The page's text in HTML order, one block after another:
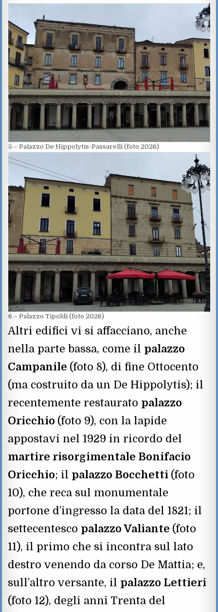
5 – Palazzo De Hippolytis-Passarelli (foto 2026)
6 – Palazzo Tipoldi (foto 2026)
Altri edifici vi si affacciano, anche
nella parte bassa, come il palazzo
Campanile (foto 8), di fine Ottocento
(ma costruito da un De Hippolytis); il
recentemente restaurato palazzo
Oricchio (foto 9), con la lapide
appostavi nel 1929 in ricordo del
martire risorgimentale Bonifacio
Oricchio; il palazzo Bocchetti (foto
10), che reca sul monumentale
portone d’ingresso la data del 1821; il
settecentesco palazzo Valiante (foto
11), il primo che si incontra sul lato
destro venendo da corso De Mattia; e,
sull’altro versante, il palazzo Lettieri
(foto 12), degli anni Trenta del